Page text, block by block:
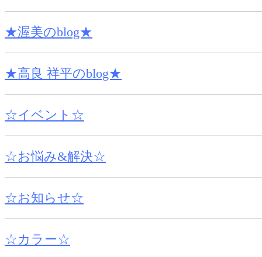
★渥美のblog★
★高良 祥平のblog★
☆イベント☆
☆お悩み&解決☆
☆お知らせ☆
☆カラー☆